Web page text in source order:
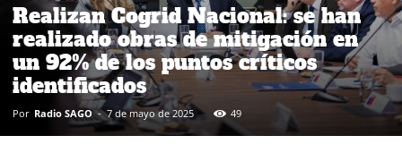
Realizan Cogrid Nacional: se han
realizado obras de mitigación en
un 92% de los puntos críticos
identificados
Por Radio SAGO - 7 de mayo de 2025 49